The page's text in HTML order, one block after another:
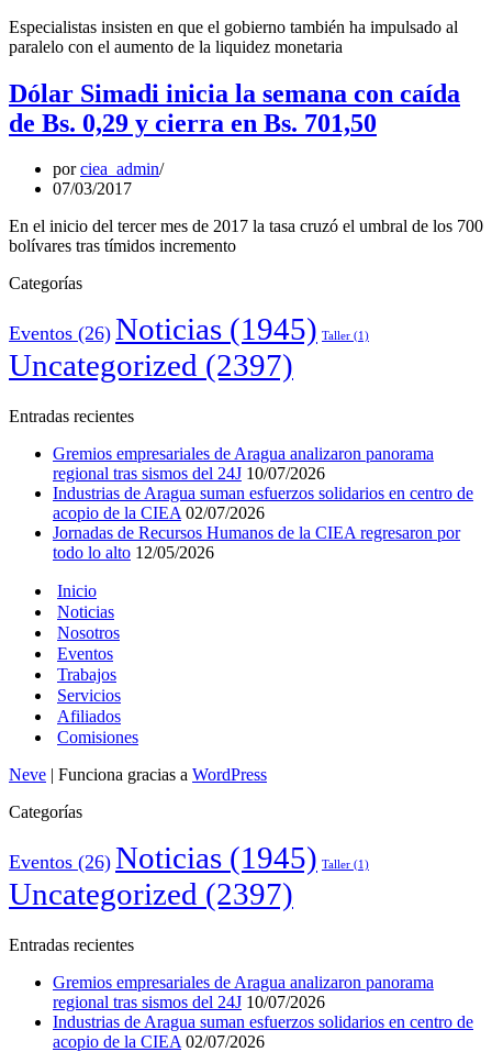
Especialistas insisten en que el gobierno también ha impulsado al
paralelo con el aumento de la liquidez monetaria
Dólar Simadi inicia la semana con caída
de Bs. 0,29 y cierra en Bs. 701,50
porciea_admin
07/03/2017
En el inicio del tercer mes de 2017 la tasa cruzó el umbral de los 700
bolívares tras tímidos incremento
Categorías
Eventos (26) Noticias (1945) Taller (1)
Uncategorized (2397)
Entradas recientes
Gremios empresariales de Aragua analizaron panorama
regional tras sismos del 24J 10/07/2026
Industrias de Aragua suman esfuerzos solidarios en centro de
acopio de la CIEA 02/07/2026
Jornadas de Recursos Humanos de la CIEA regresaron por
todo lo alto 12/05/2026
Inicio
Noticias
Nosotros
Eventos
Trabajos
Servicios
Afiliados
Comisiones
Neve | Funciona gracias a WordPress
Categorías
Eventos (26) Noticias (1945) Taller (1)
Uncategorized (2397)
Entradas recientes
Gremios empresariales de Aragua analizaron panorama
regional tras sismos del 24J 10/07/2026
Industrias de Aragua suman esfuerzos solidarios en centro de
acopio de la CIEA 02/07/2026